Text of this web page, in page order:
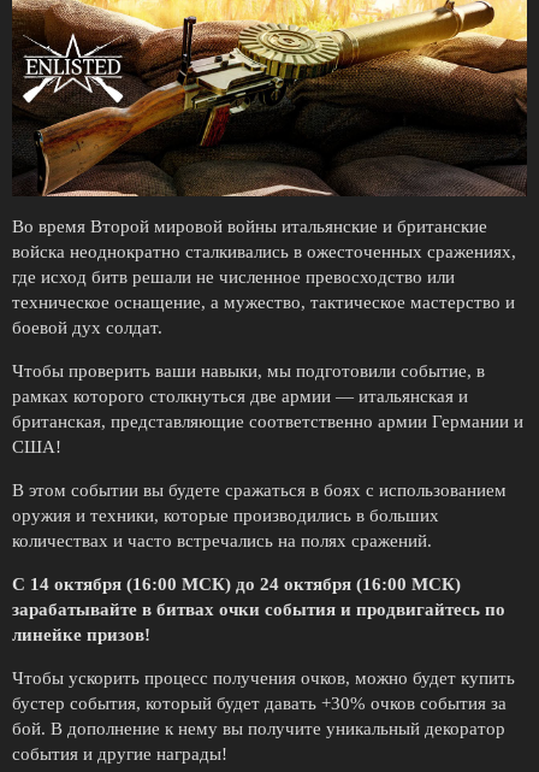
Во время Второй мировой войны итальянские и британские
войска неоднократно сталкивались в ожесточенных сражениях,
где исход битв решали не численное превосходство или
техническое оснащение, а мужество, тактическое мастерство и
боевой дух солдат.
Чтобы проверить ваши навыки, мы подготовили событие, в
рамках которого столкнуться две армии — итальянская и
британская, представляющие соответственно армии Германии и
США!
В этом событии вы будете сражаться в боях с использованием
оружия и техники, которые производились в больших
количествах и часто встречались на полях сражений.
С 14 октября (16:00 МСК) до 24 октября (16:00 МСК)
зарабатывайте в битвах очки события и продвигайтесь по
линейке призов!
Чтобы ускорить процесс получения очков, можно будет купить
бустер события, который будет давать +30% очков события за
бой. В дополнение к нему вы получите уникальный декоратор
события и другие награды!